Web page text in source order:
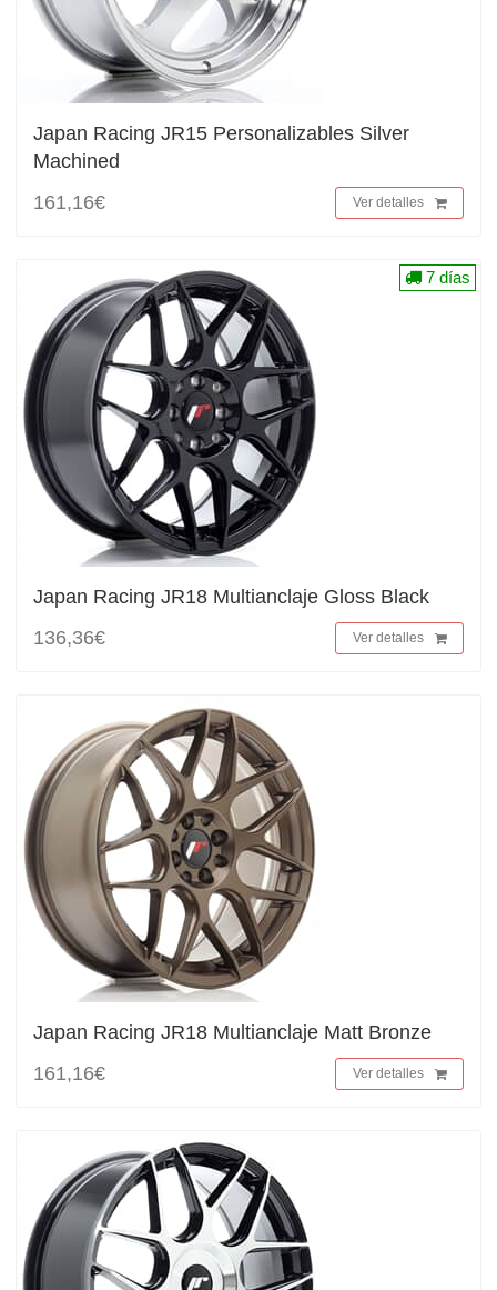
Japan Racing JR15 Personalizables Silver
Machined
161,16€
Ver detalles
Japan Racing JR18 Multianclaje Gloss Black
136,36€
Ver detalles
7 días
Japan Racing JR18 Multianclaje Matt Bronze
161,16€
Ver detalles